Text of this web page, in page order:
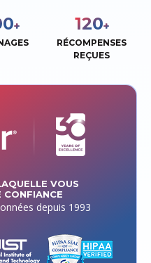
+ 120+
RÉCOMPENSES
REÇUES
VOUS
CONFIANCE
depuis 1993